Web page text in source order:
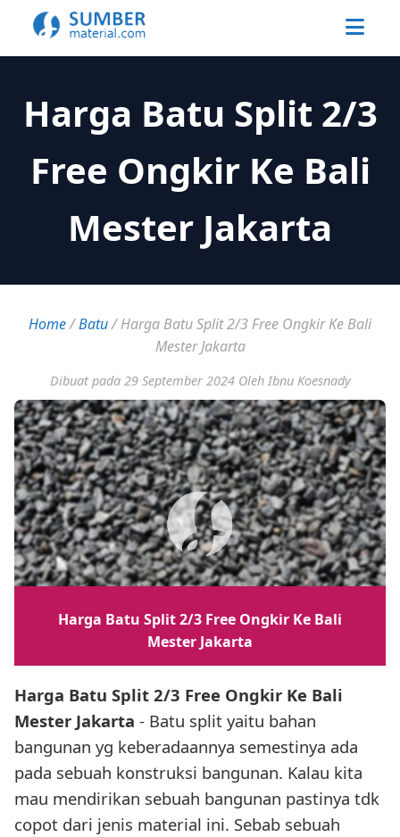
Harga Batu Split 2/3
Free Ongkir Ke Bali
Mester Jakarta
Home/Batu/Harga Batu Split 2/3 Free Ongkir Ke Bali
Mester Jakarta
Dibuat pada 29 September 2024 Oleh Ibnu Koesnady
Harga Batu Split 2/3 Free Ongkir Ke Bali
Mester Jakarta
Harga Batu Split 2/3 Free Ongkir Ke Bali
Mester Jakarta - Batu split yaitu bahan
bangunan yg keberadaannya semestinya ada
pada sebuah konstruksi bangunan. Kalau kita
mau mendirikan sebuah bangunan pastinya tdk
copot dari jenis material ini. Sebab sebuah